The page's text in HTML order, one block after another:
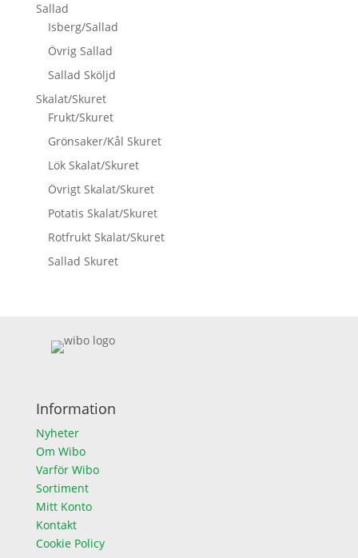
Sallad
Isberg/Sallad
Övrig Sallad
Sallad Sköljd
Skalat/Skuret
Frukt/Skuret
Grönsaker/Kål Skuret
Lök Skalat/Skuret
Övrigt Skalat/Skuret
Potatis Skalat/Skuret
Rotfrukt Skalat/Skuret
Sallad Skuret
Information
Nyheter
Om Wibo
Varför Wibo
Sortiment
Mitt Konto
Kontakt
Cookie Policy